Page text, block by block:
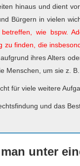
hinaus und dient
Bürgern in vielen
wie bspw.
zu finden, die
ihres Alters
Menschen, um sie z.
für viele weitere
und das
unter